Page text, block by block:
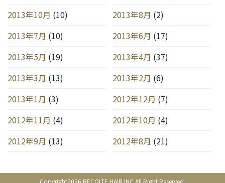
2013年10月 (10) 2013年8月 (2)
2013年7月 (10) 2013年6月 (17)
2013年5月 (19) 2013年4月 (37)
2013年3月 (13) 2013年2月 (6)
2013年1月 (3) 2012年12月 (7)
2012年11月 (4) 2012年10月 (4)
2012年9月 (13) 2012年8月 (21)
Copyright2026 RECOLTE HAIR.INC All Right Reserved.